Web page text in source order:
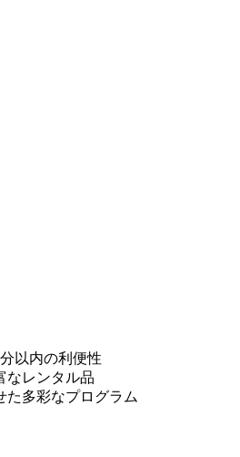
以内の利便性
なレンタル品
た多彩なプログラム